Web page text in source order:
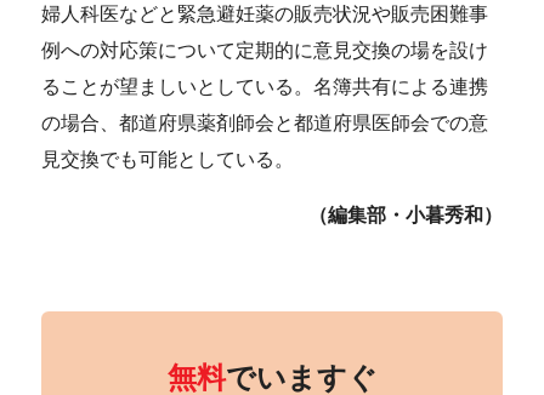
婦人科医などと緊急避妊薬の販売状況や販売困難事
例への対応策について定期的に意見交換の場を設け
ることが望ましいとしている。名簿共有による連携
の場合、都道府県薬剤師会と都道府県医師会での意
見交換でも可能としている。
（編集部・小暮秀和）
無料でいますぐ